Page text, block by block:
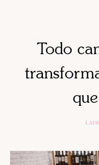
Todo